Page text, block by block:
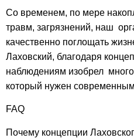
Со временем, по мере
травм, загрязнений, наш
качественно поглощать
Лаховский, благодаря
наблюдениям изобрел
который нужен
FAQ
Почему концепции